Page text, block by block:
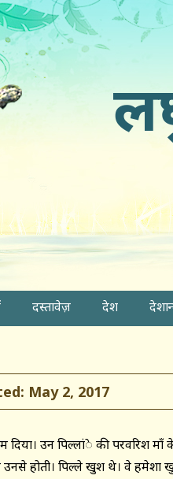
दस्तावेज़ देश
May 2, 2017
दिया। उन पिल्लांे की परवरिश
उनसे होती। पिल्ले खुश थे। वे